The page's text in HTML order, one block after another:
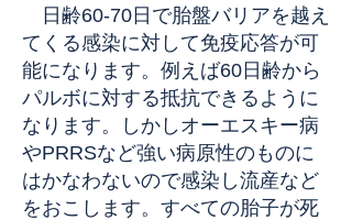
日齢60-70日で胎盤バリアを越え
てくる感染に対して免疫応答が可
能になります。例えば60日齢から
パルボに対する抵抗できるように
なります。しかしオーエスキー病
やPRRSなど強い病原性のものに
はかなわないので感染し流産など
をおこします。すべての胎子が死